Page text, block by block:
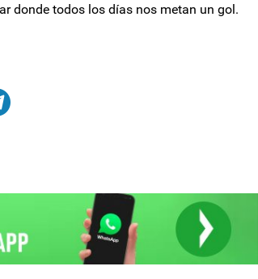
donde todos los días nos metan un gol.